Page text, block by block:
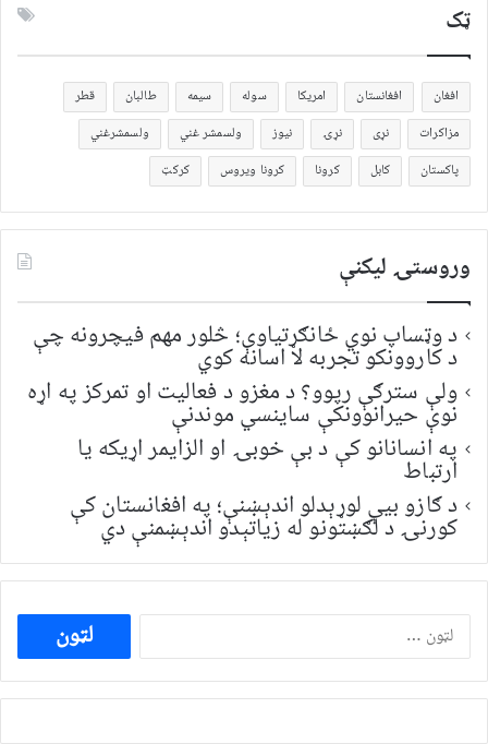
ټک
افغان افغانستان امریکا سوله سیمه طالبان
قطر
مزاکرات
نړی نړۍ نیوز ولسمشر غني
ولسمشرغني
پاکستان
کابل کرونا کرونا ویروس کرکټ
وروستۍ ليکنې
د وټساپ نوي ځانګړتیاوې؛ څلور مهم فیچرونه چې
د کاروونکو تجربه لا اسانه کوي
ولې سترګې رپوو؟ د مغزو د فعالیت او تمرکز په اړه
نوې حیرانوونکې ساینسي موندنې
په انسانانو کې د بې خوبۍ او الزایمر اړیکه یا
ارتباط
د ګازو بیې لوړېدلو اندېښنې؛ په افغانستان کې
کورنۍ د لګښتونو له زیاتېدو اندېښمنې دي
ددی
لپاره
لټون: